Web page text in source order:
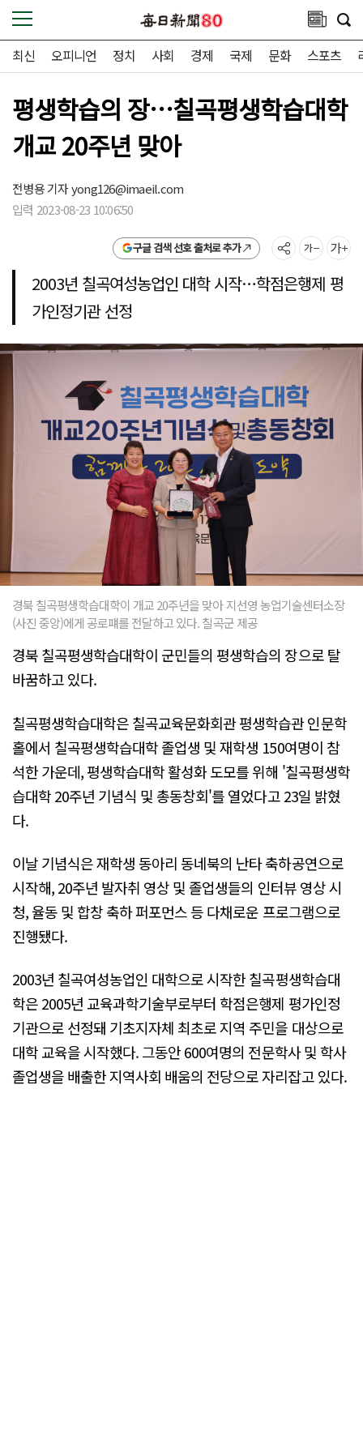
최신 오피니언 정치 사회 경제 국제 문화 스포츠
평생학습의 장…칠곡평생학습대학
개교 20주년 맞아
전병용 기자yong126@imaeil.com
입력 2023-08-23 10:06:50
구글 검색 선호 출처로 추가
2003년 칠곡여성농업인 대학 시작…학점은행제 평
가인정기관 선정
경북 칠곡평생학습대학이 개교 20주년을 맞아 지선영 농업기술센터소장
(사진 중앙)에게 공로퍠를 전달하고 있다. 칠곡군 제공
경북 칠곡평생학습대학이 군민들의 평생학습의 장으로 탈
바꿈하고 있다.
칠곡평생학습대학은 칠곡교육문화회관 평생학습관 인문학
홀에서 칠곡평생학습대학 졸업생 및 재학생 150여명이 참
석한 가운데, 평생학습대학 활성화 도모를 위해 '칠곡평생학
습대학 20주년 기념식 및 총동창회'를 열었다고 23일 밝혔
다.
이날 기념식은 재학생 동아리 동네북의 난타 축하공연으로
시작해, 20주년 발자취 영상 및 졸업생들의 인터뷰 영상 시
청, 율동 및 합창 축하 퍼포먼스 등 다채로운 프로그램으로
진행됐다.
2003년 칠곡여성농업인 대학으로 시작한 칠곡평생학습대
학은 2005년 교육과학기술부로부터 학점은행제 평가인정
기관으로 선정돼 기초지자체 최초로 지역 주민을 대상으로
대학 교육을 시작했다. 그동안 600여명의 전문학사 및 학사
졸업생을 배출한 지역사회 배움의 전당으로 자리잡고 있다.